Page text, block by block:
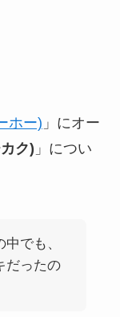
ホー) 」にオー
ク) 」につい
でも、
だったの